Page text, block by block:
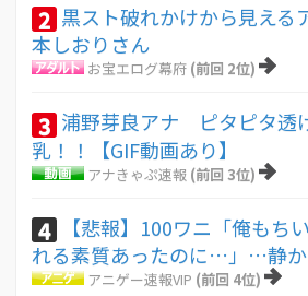
2 黒スト破れかけから見える
本しおりさん
お宝エログ幕府 (前回 2位)
3 浦野芽良アナ ピタピタ透
乳！！【GIF動画あり】
アナきゃぷ速報 (前回 3位)
4
【悲報】100ワニ「俺もち
れる素質あったのに…」…静
アニゲー速報VIP (前回 4位)